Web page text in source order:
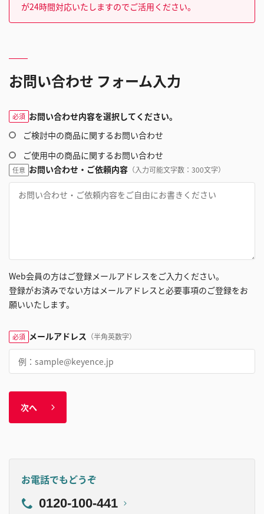
が24時間対応いたしますのでご活用ください。
お問い合わせ フォーム入力
必須 お問い合わせ内容を選択してください。
ご検討中の商品に関するお問い合わせ
ご使用中の商品に関するお問い合わせ
任意 お問い合わせ・ご依頼内容 （入力可能文字数：300文字）
Web会員の方はご登録メールアドレスをご入力ください。
登録がお済みでない方はメールアドレスと必要事項のご登録をお
願いいたします。
必須 メールアドレス （半角英数字）
次へ
お電話でもどうぞ
0120-100-441